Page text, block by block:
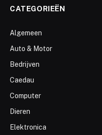
CATEGORIEËN
Algemeen
Auto & Motor
Bedrijven
Caedau
Computer
Dieren
Elektronica